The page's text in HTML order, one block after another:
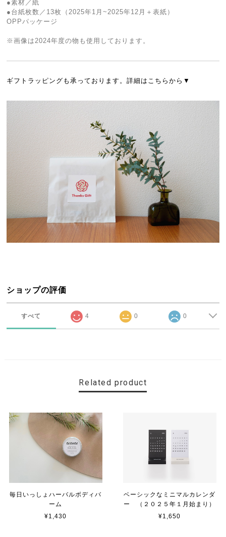
●素材／紙
●台紙枚数／13枚（2025年1月~2025年12月＋表紙）
OPPパッケージ
※画像は2024年度の物も使用しております。
ギフトラッピングも承っております。詳細はこちらから▼
ショップの評価
すべて 4 0 0
Related product
毎日いっしょハーバルボディバ
ーム
¥1,430
ベーシックなミニマルカレンダ
ー （２０２５年１月始まり）
¥1,650